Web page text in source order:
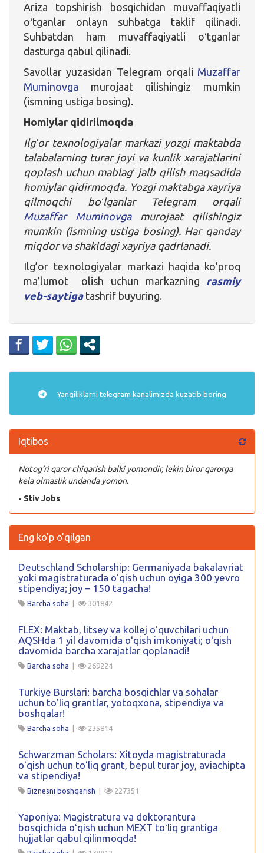
Ariza topshirish bosqichidan muvaffaqiyatli
oʻtganlar onlayn suhbatga taklif qilinadi.
Suhbatdan ham muvaffaqiyatli oʻtganlar
dasturga qabul qilinadi.
Savollar yuzasidan Telegram orqali Muzaffar
Muminovga murojaat qilishingiz mumkin
(ismning ustiga bosing).
Homiylar qidirilmoqda
Ilgʻor texnologiyalar markazi yozgi maktabda
talabalarning turar joyi va kunlik xarajatlarini
qoplash uchun mablagʻ jalb qilish maqsadida
homiylar qidirmoqda. Yozgi maktabga xayriya
qilmoqchi boʻlganlar Telegram orqali
Muzaffar Muminovgamurojaat qilishingiz
mumkin (ismning ustiga bosing). Har qanday
miqdor va shakldagi xayriya qadrlanadi.
Ilg’or texnologiyalar markazi haqida ko’proq
ma’lumot olish uchun markazning rasmiy
veb-saytiga tashrif buyuring.
Yangiliklarni telegram kanalimizda kuzatib boring
Iqtibos
Notog’ri qaror chiqarish balki yomondir, lekin biror qarorga
kela olmaslik undanda yomon.
- Stiv Jobs
Eng ko'p o'qilgan
Deutschland Scholarship: Germaniyada bakalavriat
yoki magistraturada oʻqish uchun oyiga 300 yevro
stipendiya; joy – 150 tagacha!
Barcha soha | 301842
FLEX: Maktab, litsey va kollej oʻquvchilari uchun
AQSHda 1 yil davomida oʻqish imkoniyati; oʻqish
davomida barcha xarajatlar qoplanadi!
Barcha soha | 269224
Turkiye Burslari: barcha bosqichlar va sohalar
uchun to’liq grantlar, yotoqxona, stipendiya va
boshqalar!
Barcha soha | 235814
Schwarzman Scholars: Xitoyda magistraturada
oʻqish uchun toʻliq grant, bepul turar joy, aviachipta
va stipendiya!
Biznesni boshqarish | 227351
Yaponiya: Magistratura va doktorantura
bosqichida oʻqish uchun MEXT toʻliq grantiga
hujjatlar qabul qilinmoqda!